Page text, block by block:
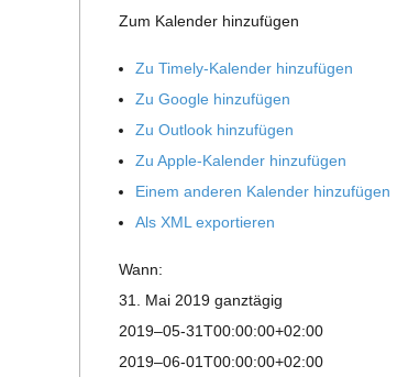
R
G
O
Zum Kalen­der hinzufügen
Zu Timely-Kalen­der hinzufügen
Zu Google hinzufügen
Zu Out­look hinzufügen
Zu Apple-Kalen­der hinzufügen
Einem ande­ren Kalen­der hinzufügen
Als XML exportieren
Wann:
31. Mai 2019 ganz­tä­gig
2019–05-31T00:00:00+02:00
2019–06-01T00:00:00+02:00